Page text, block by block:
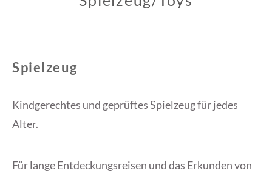
Spielzeug
Kindgerechtes und geprüftes Spielzeug für jedes
Alter.
Für lange Entdeckungsreisen und das Erkunden von